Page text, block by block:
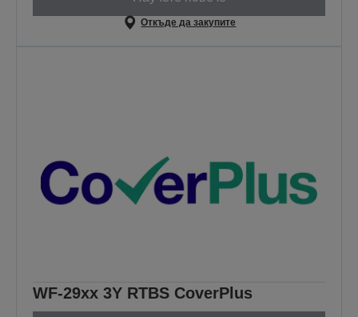
Откъде да закупите
WF-29xx 3Y RTBS CoverPlus